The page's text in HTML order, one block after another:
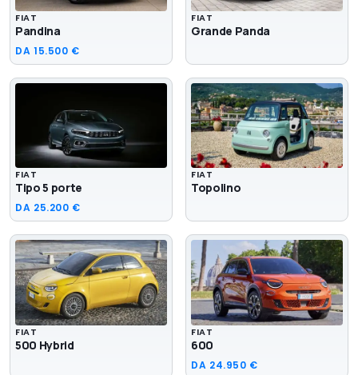
FIAT
Pandina
DA 15.500 €
FIAT
Grande Panda
FIAT
Tipo 5 porte
DA 25.200 €
FIAT
Topolino
FIAT
500 Hybrid
FIAT
600
DA 24.950 €